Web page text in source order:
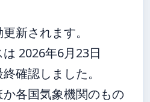
新されます。
2026年6月23日
確認しました。
各国気象機関のもの